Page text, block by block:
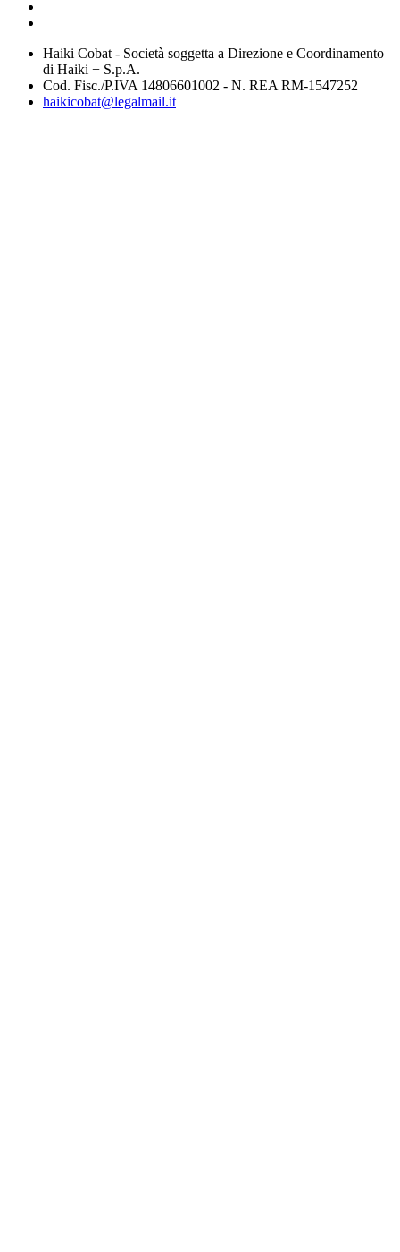
Haiki Cobat - Società soggetta a Direzione e Coordinamento
di Haiki + S.p.A.
Cod. Fisc./P.IVA 14806601002 - N. REA RM-1547252
haikicobat@legalmail.it